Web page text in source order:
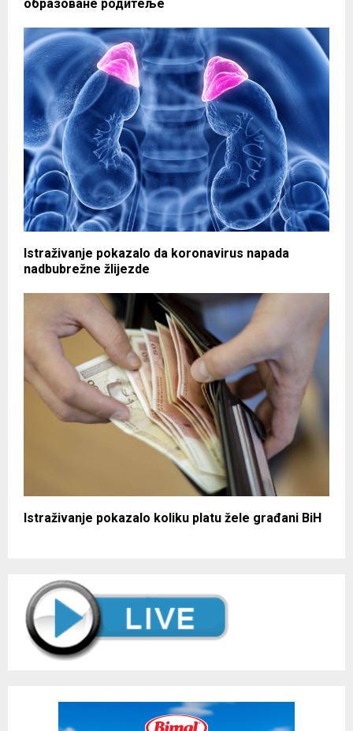
образоване родитеље
Istraživanje pokazalo da koronavirus napada
nadbubrežne žlijezde
Istraživanje pokazalo koliku platu žele građani BiH